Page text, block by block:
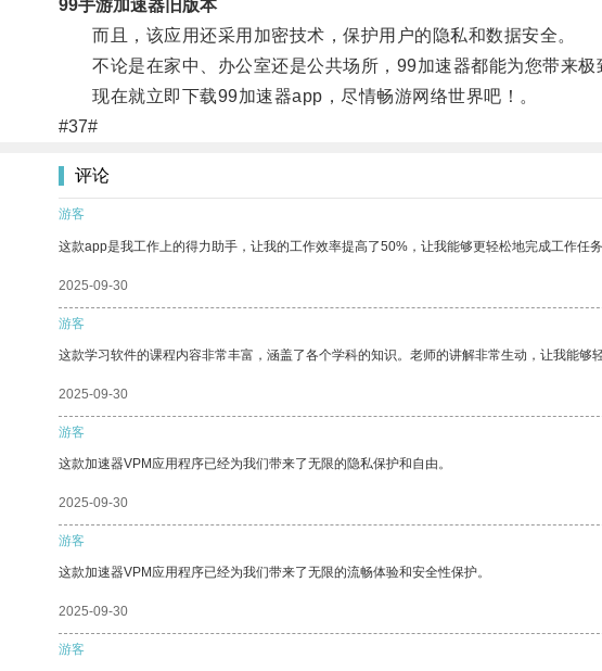
99手游加速器旧版本
而且，该应用还采用加密技术，保护用户的隐私和数据安全。
不论是在家中、办公室还是公共场所，99加速器都能为您带来极
现在就立即下载99加速器app，尽情畅游网络世界吧！。
#37#
评论
游客
这款app是我工作上的得力助手，让我的工作效率提高了50%，让我能够更轻松地完成工作任务
2025-09-30
游客
这款学习软件的课程内容非常丰富，涵盖了各个学科的知识。老师的讲解非常生动，让我能够
2025-09-30
游客
这款加速器VPM应用程序已经为我们带来了无限的隐私保护和自由。
2025-09-30
游客
这款加速器VPM应用程序已经为我们带来了无限的流畅体验和安全性保护。
2025-09-30
游客